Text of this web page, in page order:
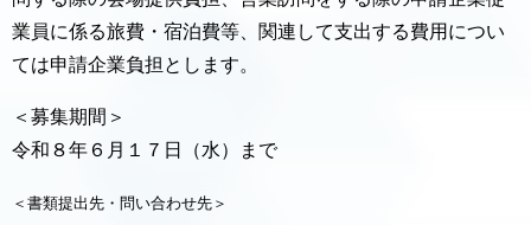
業員に係る旅費・宿泊費等、関連して支出する費用につい
ては申請企業負担とします。
＜募集期間＞
令和８年６月１７日（水）まで
＜書類提出先・問い合わせ先＞